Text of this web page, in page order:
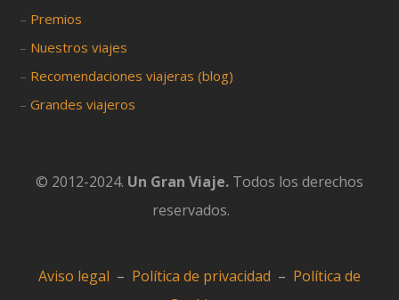
– Premios
– Nuestros viajes
– Recomendaciones viajeras (blog)
–Grandes viajeros
© 2012-2024. Un Gran Viaje. Todos los derechos
reservados.
Aviso legal – Política de privacidad – Política de